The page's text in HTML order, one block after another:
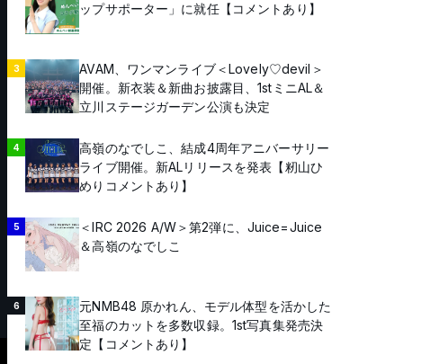
ップサポーター」に就任【コメントあり】
3
AVAM、ワンマンライブ＜Lovely♡devil＞
開催。新衣装＆新曲お披露目、1stミニAL＆
立川ステージガーデン公演も決定
4
高嶺のなでしこ、結成4周年アニバーサリー
ライブ開催。新ALリリースを発表【籾山ひ
めりコメントあり】
5
＜IRC 2026 A/W＞第2弾に、Juice=Juice
＆高嶺のなでしこ
6
元NMB48 原かれん、モデル体型を活かした
至福のカットを多数収録。1st写真集発売決
定【コメントあり】